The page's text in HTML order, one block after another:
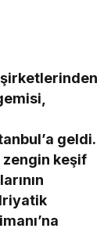
lerinden
geldi.
zengin keşif